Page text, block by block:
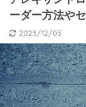
ーダー方法や
2023/12/03